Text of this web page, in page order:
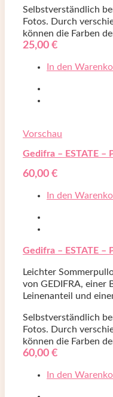
Selbstverständlich
Fotos. Durch
können die Farben
25,00 €
In den
Vorschau
Gedifra – ESTATE –
60,00 €
In den
Gedifra – ESTATE –
Leichter
von GEDIFRA, einer
Leinenanteil und
Selbstverständlich
Fotos. Durch
können die Farben
60,00 €
In den